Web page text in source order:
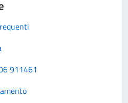
911461